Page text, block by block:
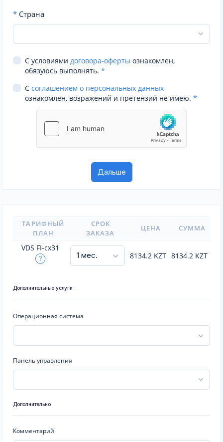
* Страна
С условиями договора-оферты ознакомлен,
обязуюсь выполнять. *
С соглашением о персональных данных
ознакомлен, возражений и претензий не имею. *
ТАРИФНЫЙ
ПЛАН
СРОК
ЗАКАЗА
ЦЕНА СУММА
VDS FI-cx31
8134.2 KZT 8134.2 KZT
Дополнительные услуги
Операционная система
Панель управления
Дополнительно
Комментарий